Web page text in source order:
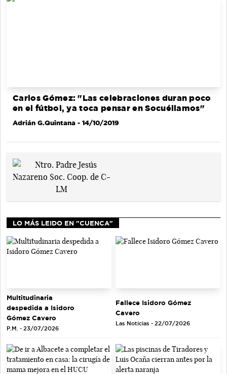
Carlos Gómez: "Las celebraciones duran poco
en el fútbol, ya toca pensar en Socuéllamos"
Adrián G.Quintana - 14/10/2019
LO MÁS LEIDO EN "CUENCA"
Multitudinaria
despedida a Isidoro
Gómez Cavero
P.M. - 23/07/2026
Fallece Isidoro Gómez
Cavero
Las Noticias - 22/07/2026